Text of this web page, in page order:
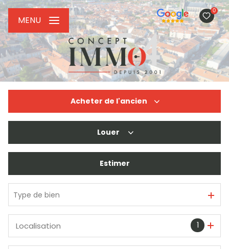
0
MENU
Acheter de l'ancien
De l'immo pro
Louer
De l'immo pro
Estimer
Type de bien
1
Localisation